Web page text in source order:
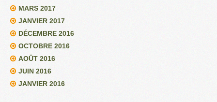
MARS 2017
JANVIER 2017
DÉCEMBRE 2016
OCTOBRE 2016
AOÛT 2016
JUIN 2016
JANVIER 2016